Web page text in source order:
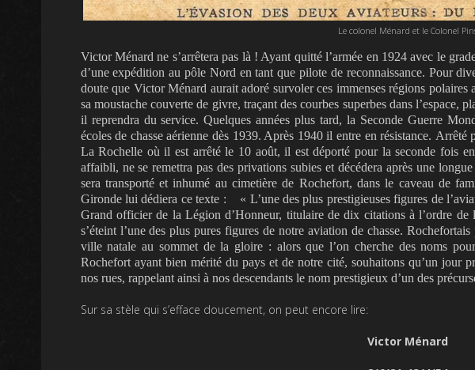
Le colonel Ménard et le Colonel
Victor Ménard ne s’arrêtera pas là ! Ayant quitté l’armée en 1924 avec le
d’une expédition au pôle Nord en tant que pilote de reconnaissance. Pour
doute que Victor Ménard aurait adoré survoler ces immenses régions polaires
sa moustache couverte de givre, traçant des courbes superbes dans l’espace,
il reprendra du service. Quelques années plus tard, la Seconde Guerre
écoles de chasse aérienne dès 1939. Après 1940 il entre en résistance. Arrêté
La Rochelle où il est arrêté le 10 août, il est déporté pour la seconde fois
affaibli, ne se remettra pas des privations subies et décédera après une
sera transporté et inhumé au cimetière de Rochefort, dans le caveau de
Gironde lui dédiera ce texte : « L’une des plus prestigieuses figures de
Grand officier de la Légion d’Honneur, titulaire de dix citations à l’ordre
s’éteint l’une des plus pures figures de notre aviation de chasse.
ville natale au sommet de la gloire : alors que l’on cherche des noms
Rochefort ayant bien mérité du pays et de notre cité, souhaitons qu’un jour
nos rues, rappelant ainsi à nos descendants le nom prestigieux d’un des
Sur sa stèle qui s’efface doucement, on peut encore lire:
Victor Ménard